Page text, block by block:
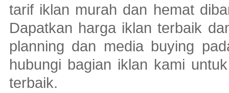
tarif iklan murah dan hemat
Dapatkan harga iklan terbaik
planning dan media buying
hubungi bagian iklan kami
terbaik.